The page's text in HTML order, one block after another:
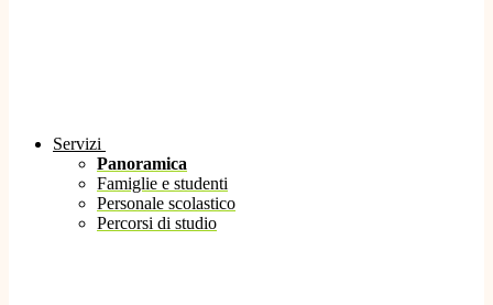
Servizi
Panoramica
Famiglie e studenti
Personale scolastico
Percorsi di studio